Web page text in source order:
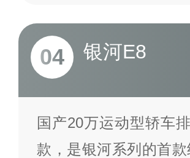
04 银河E8
国产20万运动型轿车
款，是银河系列的首